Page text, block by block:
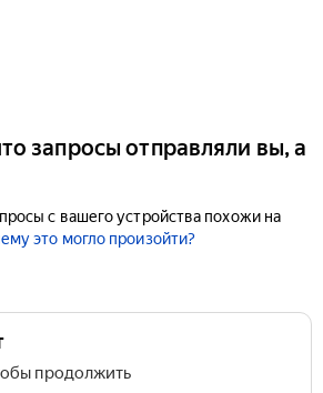
запросы отправляли вы, а
с вашего устройства похожи на
это могло произойти?